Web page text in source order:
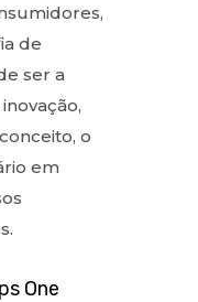
de
ser a
o
em
One